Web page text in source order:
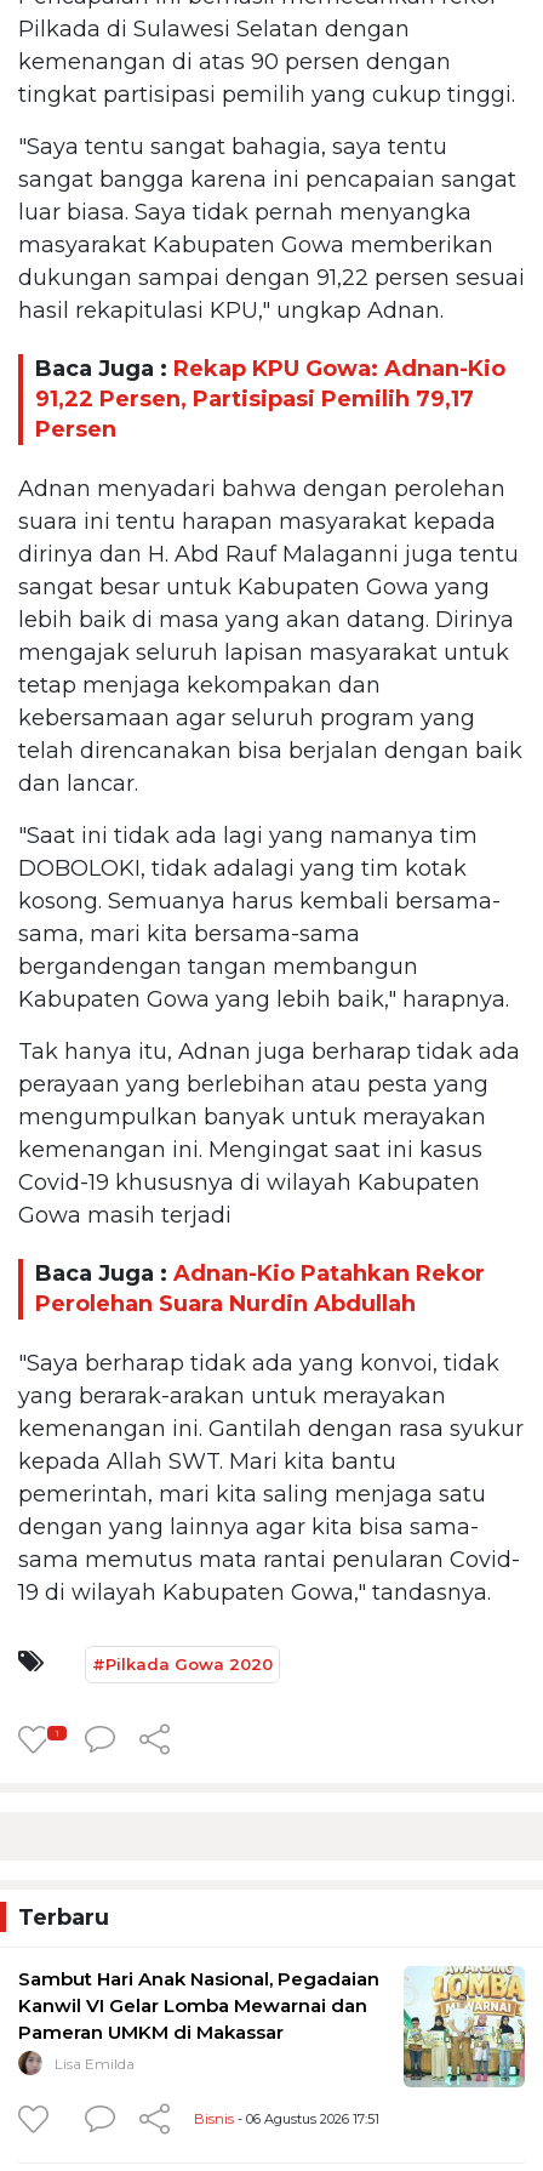
Pilkada di Sulawesi Selatan dengan
kemenangan di atas 90 persen dengan
tingkat partisipasi pemilih yang cukup tinggi.
"Saya tentu sangat bahagia, saya tentu
sangat bangga karena ini pencapaian sangat
luar biasa. Saya tidak pernah menyangka
masyarakat Kabupaten Gowa memberikan
dukungan sampai dengan 91,22 persen sesuai
hasil rekapitulasi KPU," ungkap Adnan.
Baca Juga : Rekap KPU Gowa: Adnan-Kio
91,22 Persen, Partisipasi Pemilih 79,17
Persen
Adnan menyadari bahwa dengan perolehan
suara ini tentu harapan masyarakat kepada
dirinya dan H. Abd Rauf Malaganni juga tentu
sangat besar untuk Kabupaten Gowa yang
lebih baik di masa yang akan datang. Dirinya
mengajak seluruh lapisan masyarakat untuk
tetap menjaga kekompakan dan
kebersamaan agar seluruh program yang
telah direncanakan bisa berjalan dengan baik
dan lancar.
"Saat ini tidak ada lagi yang namanya tim
DOBOLOKI, tidak adalagi yang tim kotak
kosong. Semuanya harus kembali bersama-
sama, mari kita bersama-sama
bergandengan tangan membangun
Kabupaten Gowa yang lebih baik," harapnya.
Tak hanya itu, Adnan juga berharap tidak ada
perayaan yang berlebihan atau pesta yang
mengumpulkan banyak untuk merayakan
kemenangan ini. Mengingat saat ini kasus
Covid-19 khususnya di wilayah Kabupaten
Gowa masih terjadi
Baca Juga : Adnan-Kio Patahkan Rekor
Perolehan Suara Nurdin Abdullah
"Saya berharap tidak ada yang konvoi, tidak
yang berarak-arakan untuk merayakan
kemenangan ini. Gantilah dengan rasa syukur
kepada Allah SWT. Mari kita bantu
pemerintah, mari kita saling menjaga satu
dengan yang lainnya agar kita bisa sama-
sama memutus mata rantai penularan Covid-
19 di wilayah Kabupaten Gowa," tandasnya.
#Pilkada Gowa 2020
1
Terbaru
Sambut Hari Anak Nasional, Pegadaian
Kanwil VI Gelar Lomba Mewarnai dan
Pameran UMKM di Makassar
Lisa Emilda
Bisnis - 06 Agustus 2026 17:51